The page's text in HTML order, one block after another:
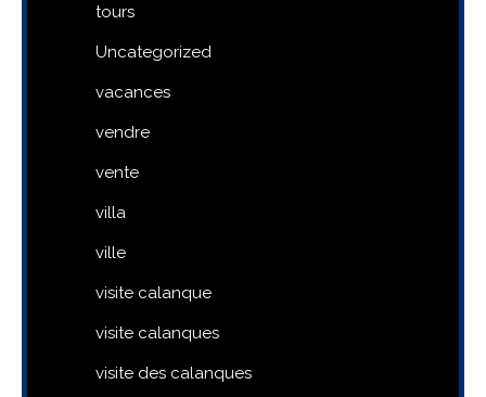
tours
Uncategorized
vacances
vendre
vente
villa
ville
visite calanque
visite calanques
visite des calanques